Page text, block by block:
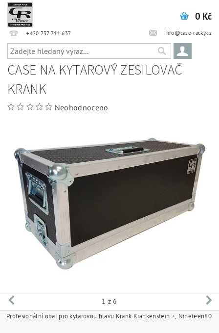
+420 737 711 637 info@case-racky.cz
0 Kč
CASE NA KYTAROVÝ ZESILOVAČ
KRANK
Neohodnoceno
1 z 6
Profesionální obal pro kytarovou hlavu Krank Krankenstein +, Nineteen80